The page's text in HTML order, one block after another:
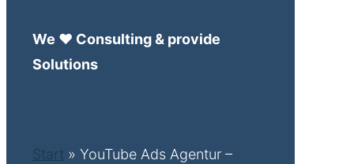
We ♥ Consulting & provide
Solutions
Start » YouTube Ads Agentur –